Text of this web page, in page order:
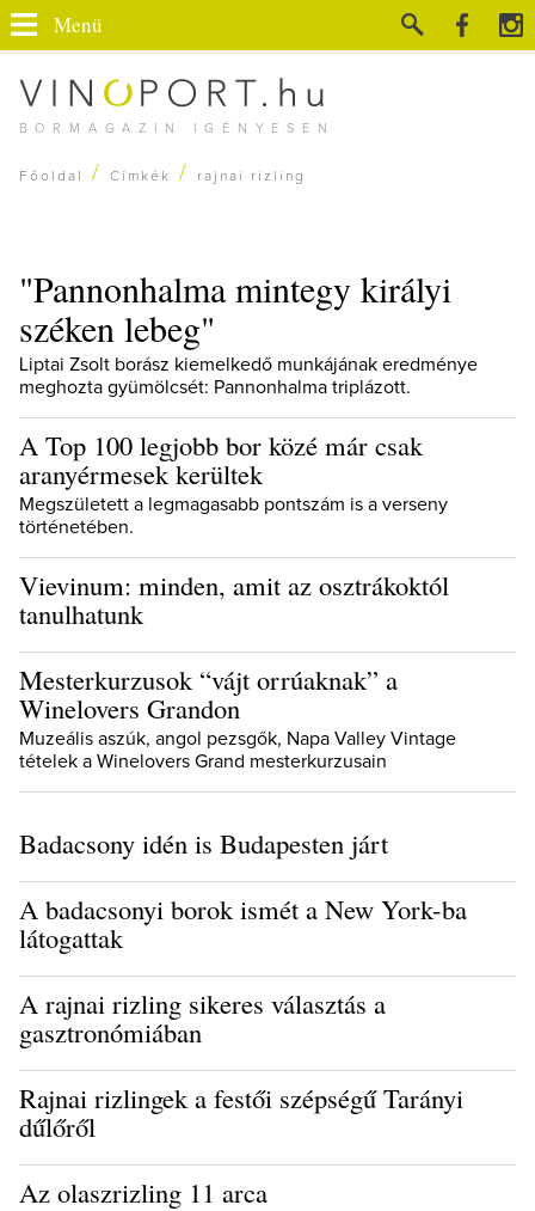
BORMAGAZIN IGÉNYESEN
Menü
Főoldal / Címkék / rajnai rizling
"Pannonhalma mintegy királyi
széken lebeg"
Liptai Zsolt borász kiemelkedő munkájának eredménye
meghozta gyümölcsét: Pannonhalma triplázott.
A Top 100 legjobb bor közé már csak
aranyérmesek kerültek
Megszületett a legmagasabb pontszám is a verseny
történetében.
Vievinum: minden, amit az osztrákoktól
tanulhatunk
Mesterkurzusok “vájt orrúaknak” a
Winelovers Grandon
Muzeális aszúk, angol pezsgők, Napa Valley Vintage
tételek a Winelovers Grand mesterkurzusain
Badacsony idén is Budapesten járt
A badacsonyi borok ismét a New York-ba
látogattak
A rajnai rizling sikeres választás a
gasztronómiában
Rajnai rizlingek a festői szépségű Tarányi
dűlőről
Az olaszrizling 11 arca